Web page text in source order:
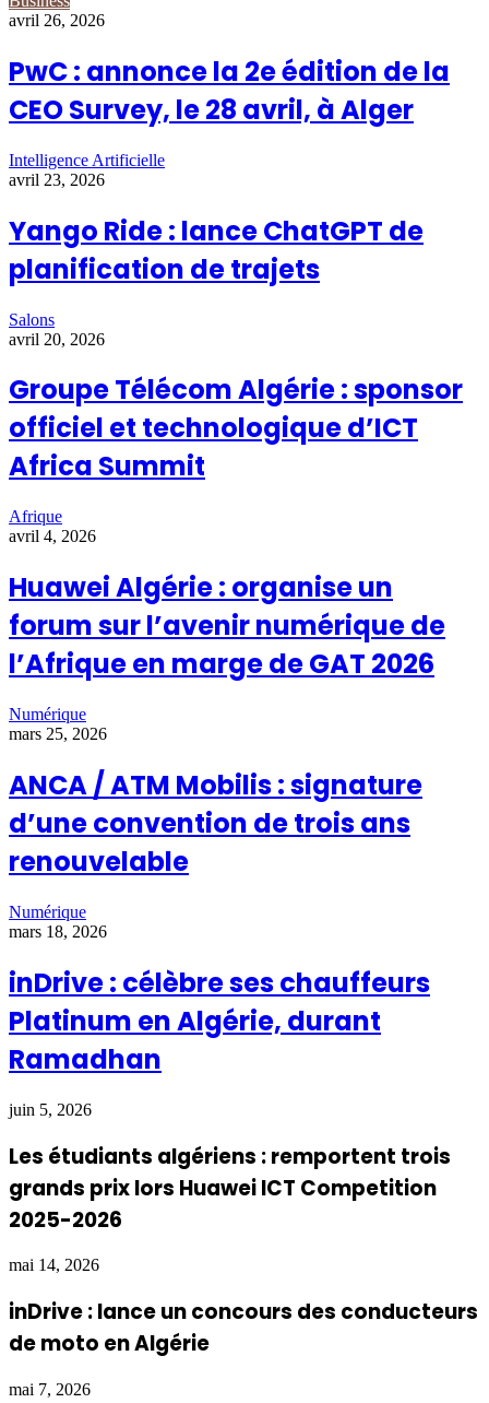
avril 26, 2026
PwC : annonce la 2e édition de la
CEO Survey, le 28 avril, à Alger
Intelligence Artificielle
avril 23, 2026
Yango Ride : lance ChatGPT de
planification de trajets
Salons
avril 20, 2026
Groupe Télécom Algérie : sponsor
officiel et technologique d’ICT
Africa Summit
Afrique
avril 4, 2026
Huawei Algérie : organise un
forum sur l’avenir numérique de
l’Afrique en marge de GAT 2026
Numérique
mars 25, 2026
ANCA / ATM Mobilis : signature
d’une convention de trois ans
renouvelable
Numérique
mars 18, 2026
inDrive : célèbre ses chauffeurs
Platinum en Algérie, durant
Ramadhan
juin 5, 2026
Les étudiants algériens : remportent trois
grands prix lors Huawei ICT Competition
2025-2026
mai 14, 2026
inDrive : lance un concours des conducteurs
de moto en Algérie
mai 7, 2026